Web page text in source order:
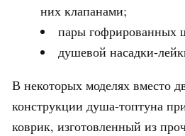
них клапанами;
пары гофрированных
душевой насадки-
В некоторых моделях вместо
конструкции душа-топтуна
коврик, изготовленный из